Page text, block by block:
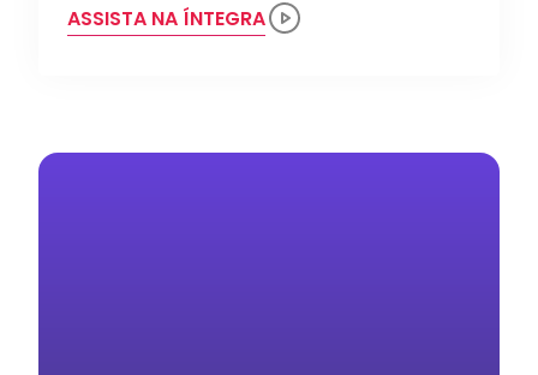
ASSISTA NA ÍNTEGRA